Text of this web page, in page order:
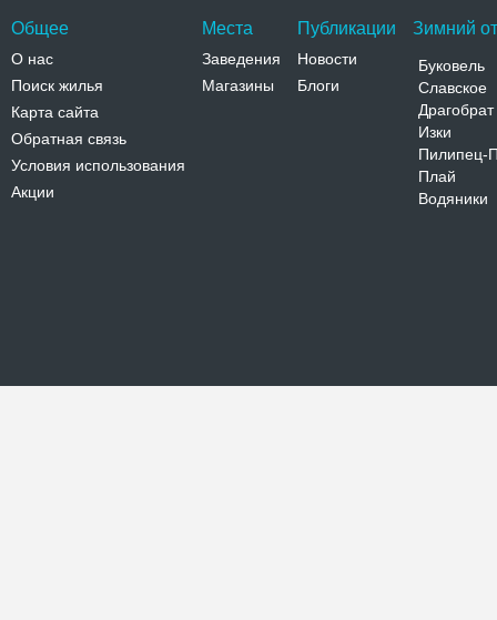
Общее
О нас
Поиск жилья
Карта сайта
Обратная связь
Условия использования
Акции
Места
Заведения
Магазины
Публикации
Новости
Блоги
Зимний
Буковель
Славское
Драгобрат
Изки
Пилипец-
Плай
Водяники